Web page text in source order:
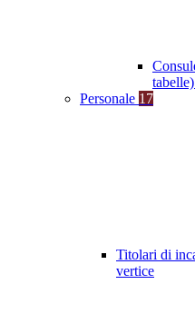
tabelle)
Personale 17
Titolari di
vertice